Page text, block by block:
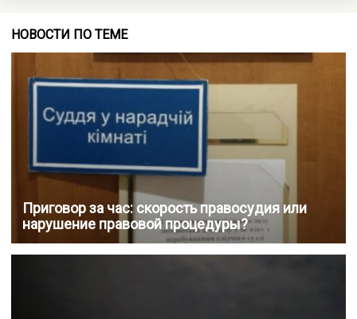
НОВОСТИ ПО ТЕМЕ
Приговор за час: скорость правосудия или
нарушение правовой процедуры?